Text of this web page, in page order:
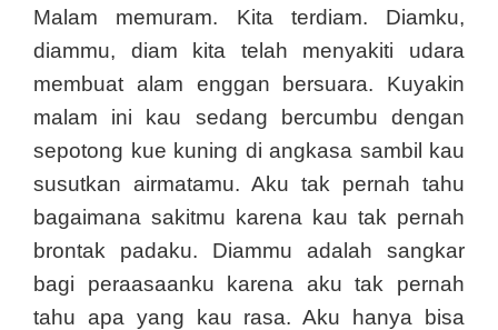
Malam memuram. Kita terdiam. Diamku,
diammu, diam kita telah menyakiti udara
membuat alam enggan bersuara. Kuyakin
malam ini kau sedang bercumbu dengan
sepotong kue kuning di angkasa sambil kau
susutkan airmatamu. Aku tak pernah tahu
bagaimana sakitmu karena kau tak pernah
brontak padaku. Diammu adalah sangkar
bagi peraasaanku karena aku tak pernah
tahu apa yang kau rasa. Aku hanya bisa